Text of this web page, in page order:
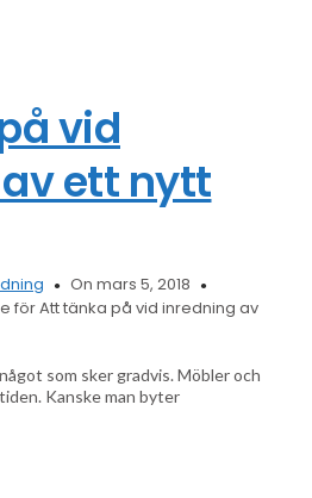
vid
ett nytt
On mars 5, 2018
för Att tänka på vid inredning av
som sker gradvis. Möbler och
Kanske man byter